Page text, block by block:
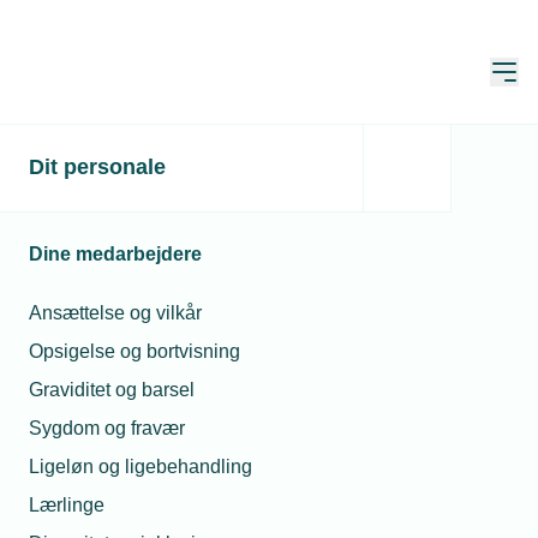
Dit personale
Dine medarbejdere
Ansættelse og vilkår
Opsigelse og bortvisning
Graviditet og barsel
Sygdom og fravær
Ligeløn og ligebehandling
Lærlinge
Skrotningspuljen
Skrotningsordningen er målrettet
udbredelse af varmepumper på
abonnement – et forretningskoncept,
hvor en energitjenesteleverandør ejer
og driver varmepumpen hos
varmekunden mod betaling.